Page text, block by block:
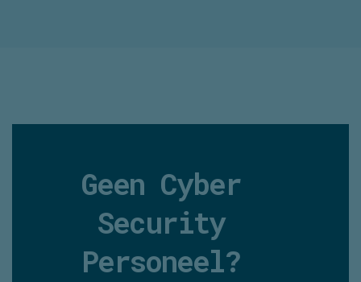
Geen Cyber
Security
Personeel?